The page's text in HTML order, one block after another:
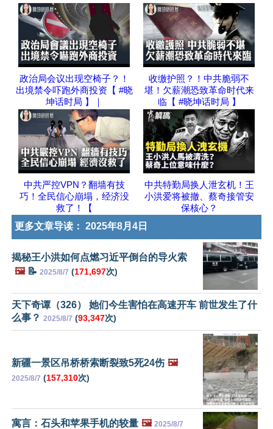
政治局会议出现空椅子？！
出境禁令吓跑外商投资【 #晓
坤话时局 】｜
收缴护照？！中共脆弱不
堪！欠薪潮恐致革命时代来
临【 #晓坤话时局 】
中共严控VPN？翻墙有技
巧！全民信心崩塌，经济没
救了！【
中共特勤局换人泄玄机！王
小洪爱将被撤、蔡奇接管安
保核心？
更多文章导读： 2025年8月4日
揭秘王小洪如何点燃习近平倒台的导火索
🖼️📝 2025/8/7 (171,697次)
天下奇谭（326） 她们今生害怕在高速开车 前世发生了什
么事？ 2025/8/7 (93,347次)
新疆一景区吊桥桥索断裂致5死24伤 🖼️
2025/8/7 (157,310次)
寓言：石头和苹果手机的较量 🖼️ 2025/8/7